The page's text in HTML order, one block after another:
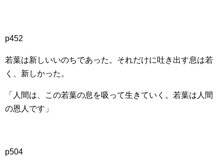
p452
若葉は新しいいのちであった。それだけに吐き出す息は若
く、新しかった。
「人間は、この若葉の息を吸って生きていく。若葉は人間
の恩人です」
p504